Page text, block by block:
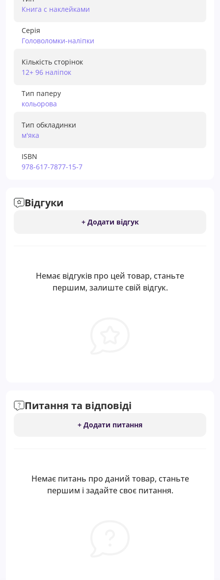
Книга с наклейками
Серія
Головоломки-наліпки
Кількість сторінок
12+ 96 наліпок
Тип паперу
кольорова
Тип обкладинки
м'яка
ISBN
978-617-7877-15-7
Відгуки
+ Додати відгук
Немає відгуків про цей товар, станьте
першим, залиште свій відгук.
Питання та відповіді
+ Додати питання
Немає питань про даний товар, станьте
першим і задайте своє питання.